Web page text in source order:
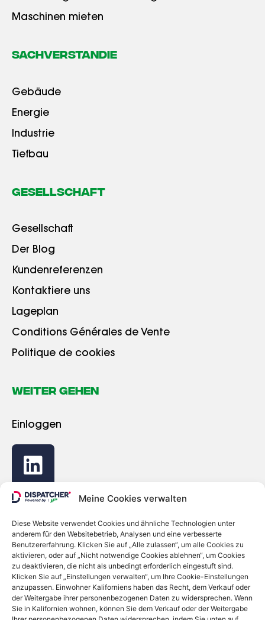
Meine Cookies verwalten
Diese Website verwendet Cookies und ähnliche Technologien unter
anderem für den Websitebetrieb, Analysen und eine verbesserte
Benutzererfahrung. Klicken Sie auf „Alle zulassen“, um alle Cookies zu
aktivieren, oder auf „Nicht notwendige Cookies ablehnen“, um Cookies
zu deaktivieren, die nicht als unbedingt erforderlich eingestuft sind.
Klicken Sie auf „Einstellungen verwalten“, um Ihre Cookie-Einstellungen
anzupassen. Einwohner Kaliforniens haben das Recht, dem Verkauf oder
der Weitergabe ihrer personenbezogenen Daten zu widersprechen. Wenn
Sie in Kalifornien wohnen, können Sie dem Verkauf oder der Weitergabe
Maschinen mieten
Sachverstandie
Gebäude
Energie
Industrie
Tiefbau
Gesellschaft
Gesellschaft
Der Blog
Kundenreferenzen
Kontaktiere uns
Lageplan
Conditions Générales de Vente
Politique de cookies
WEITER GEHEN
Einloggen
© Copyright 2022 - Dispatcher
Datenschutzrichtlinie
Cookies-Richtlinie
Meine persönlichen Daten werden nicht verkauft
oder weitergegeben